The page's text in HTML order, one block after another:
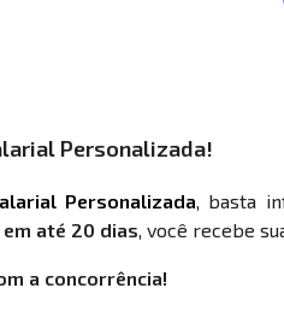
Personalizada!
Personalizada , basta
em até 20 dias , você recebe
a concorrência!